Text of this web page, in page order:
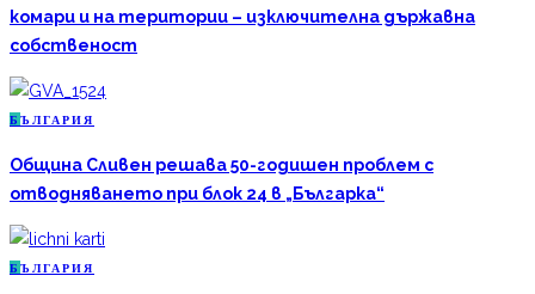
комари и на територии – изключителна държавна
собственост
Б ЪЛГАРИЯ
Община Сливен решава 50-годишен проблем с
отводняването при блок 24 в „Българка“
Б ЪЛГАРИЯ